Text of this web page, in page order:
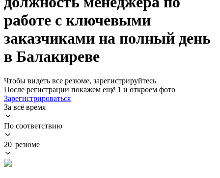
работе с ключевыми
заказчиками на полный день
в Балакиреве
Чтобы видеть все резюме, зарегистрируйтесь
После регистрации покажем ещё 1 и откроем фото
Зарегистрироваться
За всё время
По соответствию
20 резюме